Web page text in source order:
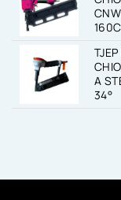
160C
A
34°